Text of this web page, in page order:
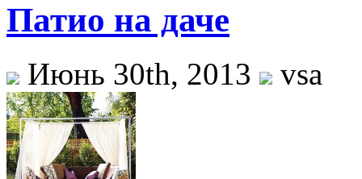
Патио на даче
Июнь 30th, 2013 vsa